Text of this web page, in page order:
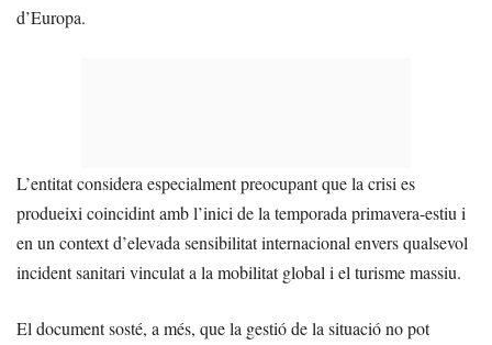
d’Europa.
L’entitat considera especialment preocupant que la crisi es
produeixi coincidint amb l’inici de la temporada primavera-estiu i
en un context d’elevada sensibilitat internacional envers qualsevol
incident sanitari vinculat a la mobilitat global i el turisme massiu.
El document sosté, a més, que la gestió de la situació no pot